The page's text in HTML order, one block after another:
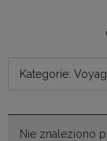
Kategorie:
Nie znaleziono